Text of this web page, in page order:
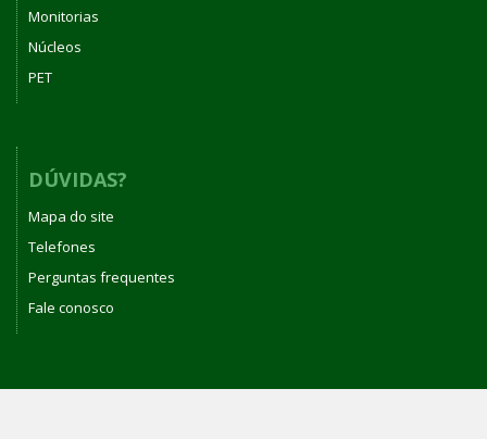
Monitorias
Núcleos
PET
DÚVIDAS?
Mapa do site
Telefones
Perguntas frequentes
Fale conosco